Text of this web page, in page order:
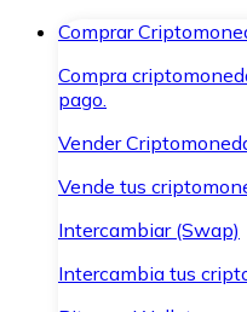
Comprar
Compra
pago.
Vender
Vende tus
Intercambiar (Swap)
Intercambia tus